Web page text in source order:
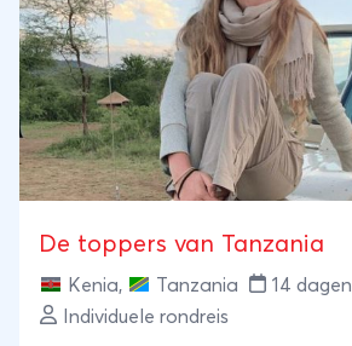
De toppers van Tanzania
Kenia, Tanzania
14 dagen
Individuele rondreis